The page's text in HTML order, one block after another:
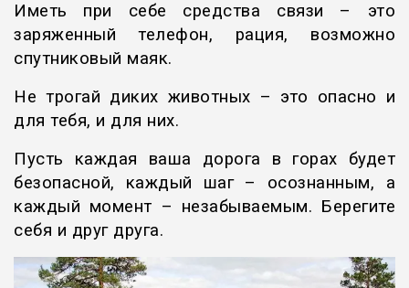
Иметь при себе средства связи – это
заряженный телефон, рация, возможно
спутниковый маяк.
Не трогай диких животных – это опасно и
для тебя, и для них.
Пусть каждая ваша дорога в горах будет
безопасной, каждый шаг – осознанным, а
каждый момент – незабываемым. Берегите
себя и друг друга.